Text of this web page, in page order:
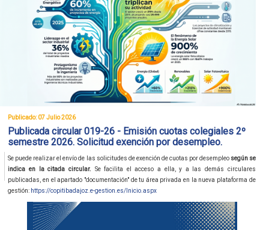
Publicado: 07 Julio 2026
Publicada circular 019-26 - Emisión cuotas colegiales 2º
semestre 2026. Solicitud exención por desempleo.
Se puede realizar el envío de las solicitudes de exención de cuotas por desempleo según se
indica en la citada circular. Se facilita el acceso a ella, y a las demás circulares
publicadas, en el apartado "documentación" de tu área privada en la nueva plataforma de
gestión: https://copitibadajoz.e-gestion.es/Inicio.aspx